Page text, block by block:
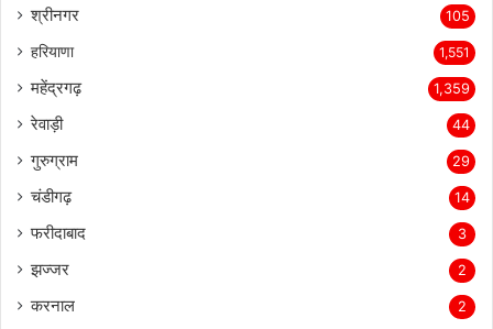
श्रीनगर 105
हरियाणा 1,551
महेंद्रगढ़ 1,359
रेवाड़ी 44
गुरुग्राम 29
चंडीगढ़ 14
फरीदाबाद 3
झज्जर 2
करनाल 2